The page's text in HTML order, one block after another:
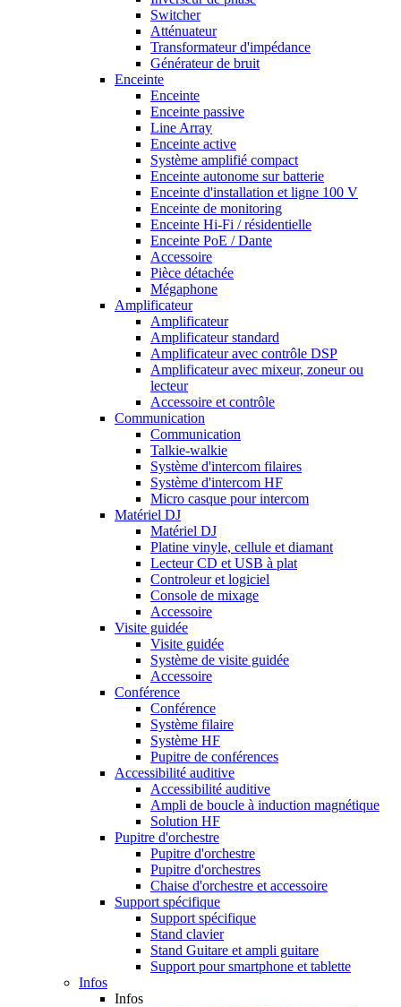
Switcher
Atténuateur
Transformateur d'impédance
Générateur de bruit
Enceinte
Enceinte
Enceinte passive
Line Array
Enceinte active
Système amplifié compact
Enceinte autonome sur batterie
Enceinte d'installation et ligne 100 V
Enceinte de monitoring
Enceinte Hi-Fi / résidentielle
Enceinte PoE / Dante
Accessoire
Pièce détachée
Mégaphone
Amplificateur
Amplificateur
Amplificateur standard
Amplificateur avec contrôle DSP
Amplificateur avec mixeur, zoneur ou
lecteur
Accessoire et contrôle
Communication
Communication
Talkie-walkie
Système d'intercom filaires
Système d'intercom HF
Micro casque pour intercom
Matériel DJ
Matériel DJ
Platine vinyle, cellule et diamant
Lecteur CD et USB à plat
Controleur et logiciel
Console de mixage
Accessoire
Visite guidée
Visite guidée
Système de visite guidée
Accessoire
Conférence
Conférence
Système filaire
Système HF
Pupitre de conférences
Accessibilité auditive
Accessibilité auditive
Ampli de boucle à induction magnétique
Solution HF
Pupitre d'orchestre
Pupitre d'orchestre
Pupitre d'orchestres
Chaise d'orchestre et accessoire
Support spécifique
Support spécifique
Stand clavier
Stand Guitare et ampli guitare
Support pour smartphone et tablette
Infos
Infos